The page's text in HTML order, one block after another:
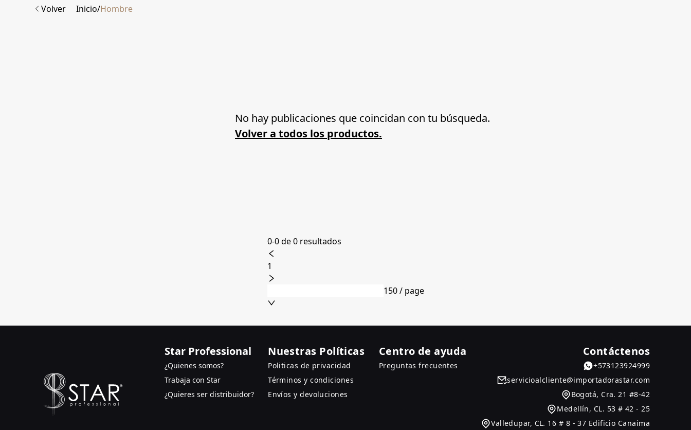
Volver Inicio/Hombre
No hay publicaciones que coincidan con tu búsqueda.
Volver a todos los productos.
0-0 de 0 resultados
1
150 / page
Star Professional
¿Quienes somos?
Trabaja con Star
¿Quieres ser distribuidor?
Nuestras Políticas
Politicas de privacidad
Términos y condiciones
Envíos y devoluciones
Centro de ayuda
Preguntas frecuentes
Contáctenos
+573123924999
servicioalcliente@importadorastar.com
Bogotá, Cra. 21 #8-42
Medellín, CL. 53 # 42 - 25
Valledupar, CL. 16 # 8 - 37 Edificio Canaima